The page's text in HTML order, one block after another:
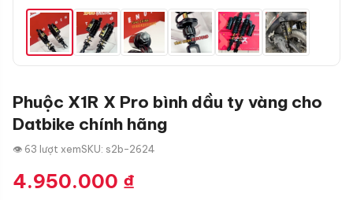
Phuộc X1R X Pro bình dầu ty vàng cho
Datbike chính hãng
👁 63 lượt xemSKU: s2b-2624
4.950.000 ₫